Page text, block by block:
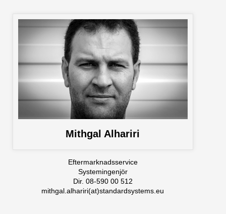
Mithgal Alhariri
Eftermarknadsservice
Systemingenjör
Dir. 08-590 00 512
mithgal.alhariri(at)standardsystems.eu